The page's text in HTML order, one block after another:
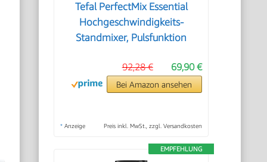
Tefal PerfectMix Essential
Hochgeschwindigkeits-
Standmixer, Pulsfunktion
69,90 €
92,28 €
Bei Amazon ansehen
* Anzeige Preis inkl. MwSt., zzgl. Versandkosten
EMPFEHLUNG